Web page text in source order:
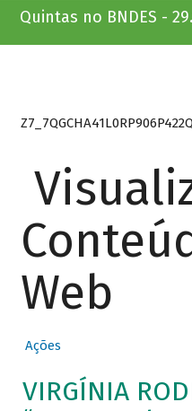
Quintas no BNDES -
Web
Ações
VIRGÍNIA